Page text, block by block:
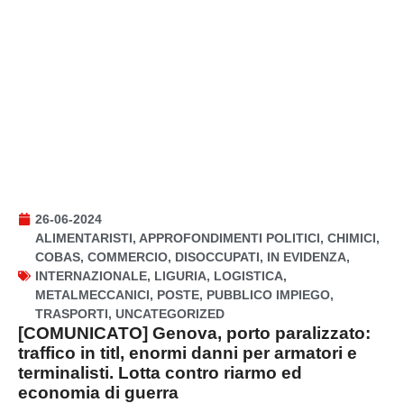
26-06-2024
ALIMENTARISTI, APPROFONDIMENTI POLITICI, CHIMICI,
COBAS, COMMERCIO, DISOCCUPATI, IN EVIDENZA,
INTERNAZIONALE, LIGURIA, LOGISTICA,
METALMECCANICI, POSTE, PUBBLICO IMPIEGO,
TRASPORTI, UNCATEGORIZED
[COMUNICATO] Genova, porto paralizzato:
traffico in titl, enormi danni per armatori e
terminalisti. Lotta contro riarmo ed
economia di guerra